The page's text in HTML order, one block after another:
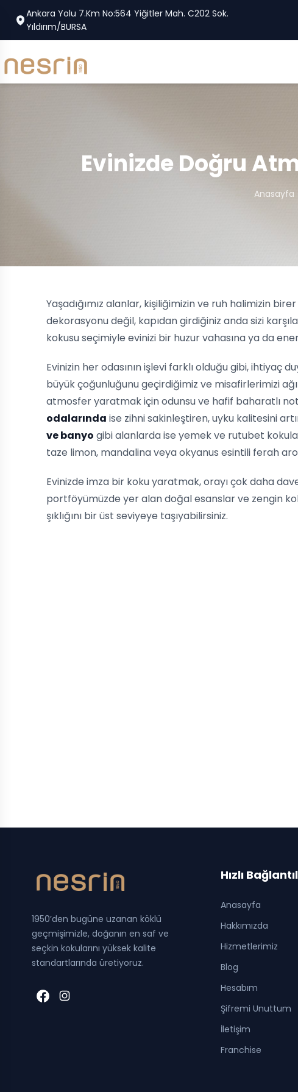
Ankara Yolu 7.Km No:564 Yiğitler Mah. C202 Sok.
Yıldırım/BURSA
Evinizde Doğru
Anasayfa
Yaşadığımız alanlar, kişiliğimizin ve ruh halimizin
dekorasyonu değil, kapıdan girdiğiniz anda sizi
kokusu seçimiyle evinizi bir huzur vahasına ya da
Evinizin her odasının işlevi farklı olduğu gibi, ihtiyaç
büyük çoğunluğunu geçirdiğimiz ve misafirlerimizi
atmosfer yaratmak için odunsu ve hafif baharatlı
odalarında ise zihni sakinleştiren, uyku kalitesini
ve banyo gibi alanlarda ise yemek ve rutubet
taze limon, mandalina veya okyanus esintili ferah
Evinizde imza bir koku yaratmak, orayı çok daha
portföyümüzde yer alan doğal esanslar ve zengin
şıklığını bir üst seviyeye taşıyabilirsiniz.
1950’den bugüne uzanan köklü
geçmişimizle, doğanın en saf ve
seçkin kokularını yüksek kalite
standartlarında üretiyoruz.
Hızlı
Anasayfa
Hakkımızda
Hizmetlerimiz
Blog
Hesabım
Şifremi Unuttum
İletişim
Franchise